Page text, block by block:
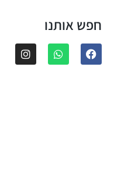
חפש אותנו